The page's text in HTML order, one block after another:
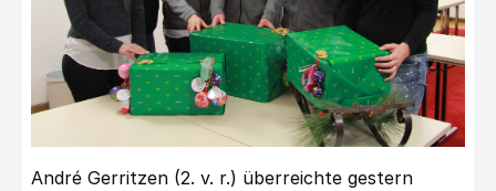
André Gerritzen (2. v. r.) überreichte gestern